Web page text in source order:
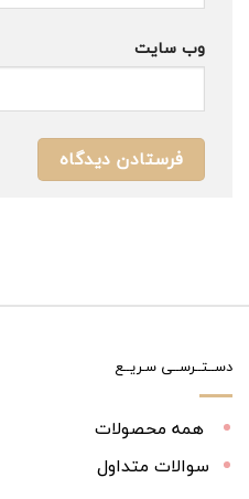
وب‌ سایت
دســتــرســی سـریــع
همه محصولات
سوالات متداول